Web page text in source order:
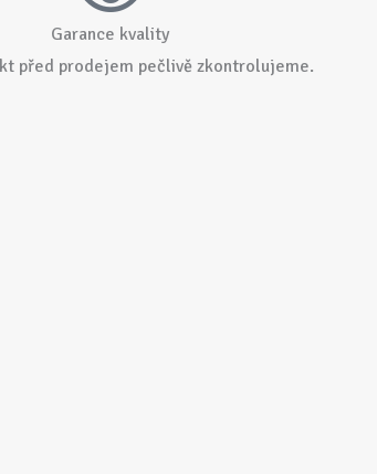
Garance kvality
před prodejem pečlivě zkontrolujeme.